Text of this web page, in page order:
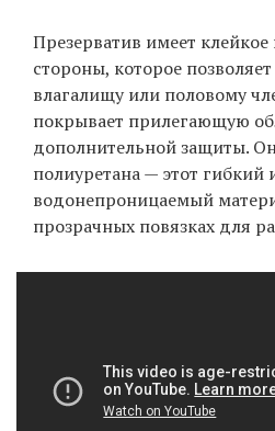
Презерватив имеет
стороны, которое
влагалищу или половому
покрывает прилегающую
дополнительной защиты.
полиуретана — этот гибкий
водонепроницаемый
прозрачных повязках для